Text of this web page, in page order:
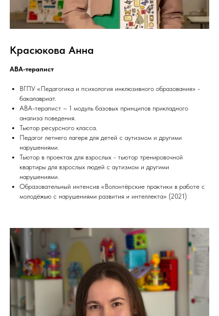
Красюкова Анна
АВА-терапист
ВГПУ «Педагогика и психология инклюзивного образования» -
бакалавриат.
АВА-терапист – 1 модуль базовых принципов прикладного
анализа поведения.
Тьютор ресурсного класса.
Педагог летнего лагеря для детей с аутизмом и другими
нарушениями.
Тьютор в проектах для взрослых - тьютор тренировочной
квартиры для взрослых людей с аутизмом и другими
нарушениями.
Образовательный интенсив «Волонтёрские практики в работе с
молодёжью с нарушениями развития и интеллекта» (2021)